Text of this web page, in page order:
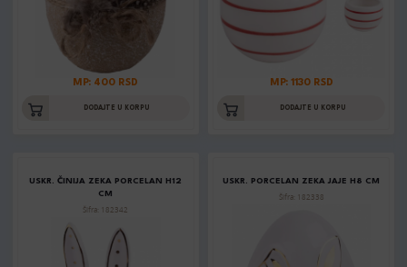
MP: 400 RSD
DODAJTE U KORPU
MP: 1130 RSD
DODAJTE U KORPU
USKR. ČINIJA ZEKA PORCELAN H12
CM
Šifra: 182342
USKR. PORCELAN ZEKA JAJE H8 CM
Šifra: 182338